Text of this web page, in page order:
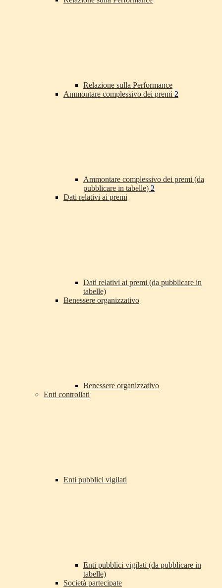
Relazione sulla Performance
Ammontare complessivo dei premi 2
Ammontare complessivo dei premi (da
pubblicare in tabelle) 2
Dati relativi ai premi
Dati relativi ai premi (da pubblicare in
tabelle)
Benessere organizzativo
Benessere organizzativo
Enti controllati
Enti pubblici vigilati
Enti pubblici vigilati (da pubblicare in
tabelle)
Società partecipate